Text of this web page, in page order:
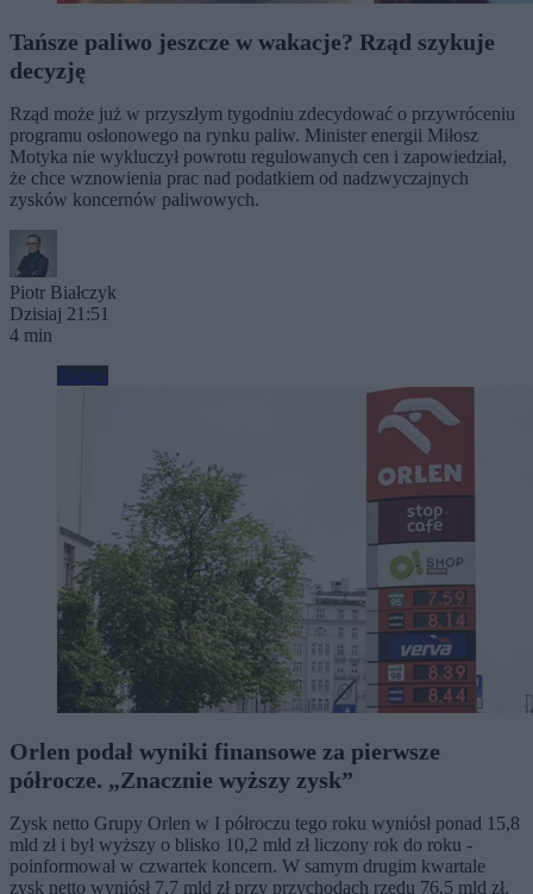
Tańsze paliwo jeszcze w wakacje? Rząd szykuje
decyzję
Rząd może już w przyszłym tygodniu zdecydować o przywróceniu
programu osłonowego na rynku paliw. Minister energii Miłosz
Motyka nie wykluczył powrotu regulowanych cen i zapowiedział,
że chce wznowienia prac nad podatkiem od nadzwyczajnych
zysków koncernów paliwowych.
Piotr Białczyk
Dzisiaj 21:51
4 min
Biznes
Orlen podał wyniki finansowe za pierwsze
półrocze. „Znacznie wyższy zysk”
Zysk netto Grupy Orlen w I półroczu tego roku wyniósł ponad 15,8
mld zł i był wyższy o blisko 10,2 mld zł liczony rok do roku -
poinformował w czwartek koncern. W samym drugim kwartale
zysk netto wyniósł 7,7 mld zł przy przychodach rzędu 76,5 mld zł.